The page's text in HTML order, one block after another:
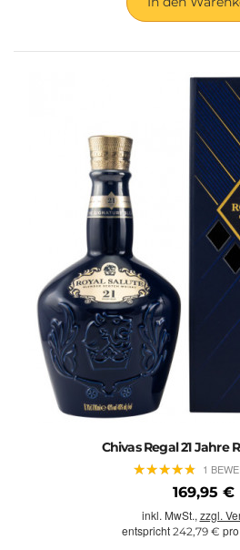
Chivas Regal 21 Jahre
★★★★★
★★★★★ 1
169,95 €
inkl. MwSt., zzgl.
entspricht 242,79 €